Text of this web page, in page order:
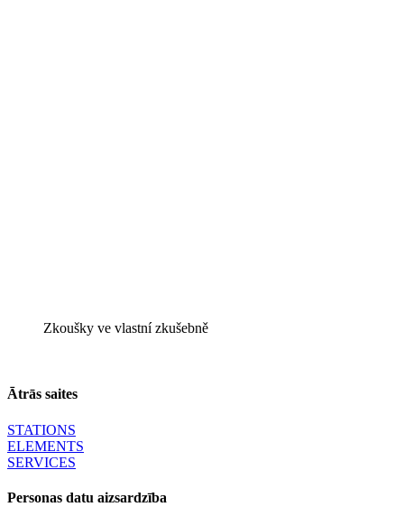
Zkoušky ve vlastní zkušebně
Ātrās saites
STATIONS
ELEMENTS
SERVICES
Personas datu aizsardzība